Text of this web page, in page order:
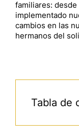
familiares:
implementado
cambios en las
hermanos del
Tabla de